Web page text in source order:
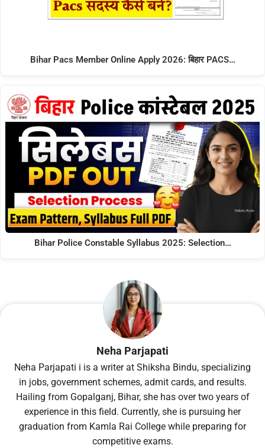
Bihar Pacs Member Online Apply 2026: बिहार PACS…
Bihar Police Constable Syllabus 2025: Selection…
Neha Parjapati
Neha Parjapati i is a writer at Shiksha Bindu, specializing
in jobs, government schemes, admit cards, and results.
Hailing from Gopalganj, Bihar, she has over two years of
experience in this field. Currently, she is pursuing her
graduation from Kamla Rai College while preparing for
competitive exams.